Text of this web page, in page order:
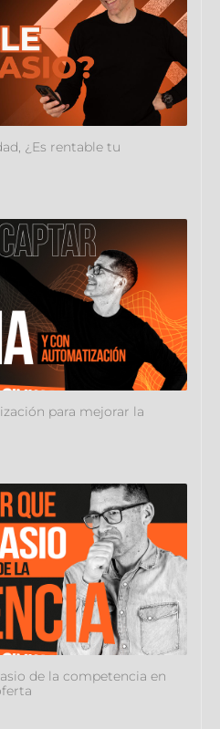
¿Es rentable tu
para mejorar la
de la competencia en